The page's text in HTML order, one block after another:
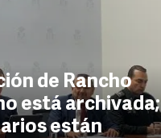
de Rancho
está archivada;
están